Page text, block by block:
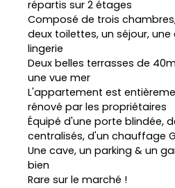
répartis sur 2 étages
Composé de trois
deux toilettes, un séjour, une
lingerie
Deux belles terrasses de
une vue mer
L'appartement est
rénové par les propriétaires
Équipé d'une porte blindée,
centralisés, d'un chauffage
Une cave, un parking & un
bien
Rare sur le marché !